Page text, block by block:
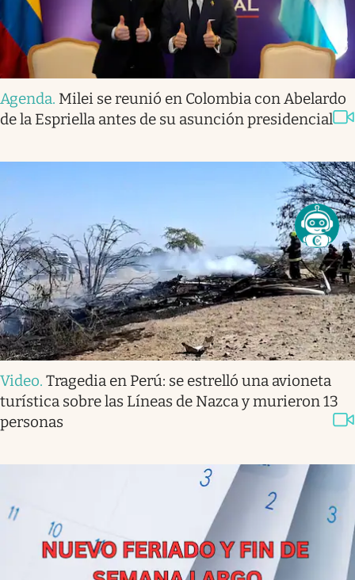
Agenda. Milei se reunió en Colombia con Abelardo
de la Espriella antes de su asunción presidencial
Video. Tragedia en Perú: se estrelló una avioneta
turística sobre las Líneas de Nazca y murieron 13
personas